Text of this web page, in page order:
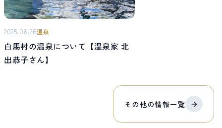
その他の情報一覧
2025.06.26温泉
白馬村の温泉について【温泉家 北
出恭子さん】